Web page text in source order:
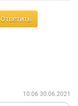
Ответить
10:06 30.06.2021